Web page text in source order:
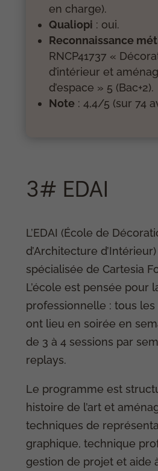
en charge).
Qualiopi : oui.
Reconnaissance
RNCP41737 «
d’intérieur et
d’espace » 5 (Bac+2).
Note : 4,4/5 (sur 74
3# EDAI
L’EDAI (École de
d’Architecture
spécialisée de Cartesia
L’école est pensée pour
professionnelle : tous
ont lieu en soirée en
de 3 à 4 sessions par
replays.
Le programme est
histoire de l’art et
techniques de
graphique, technique
gestion de projet et aide